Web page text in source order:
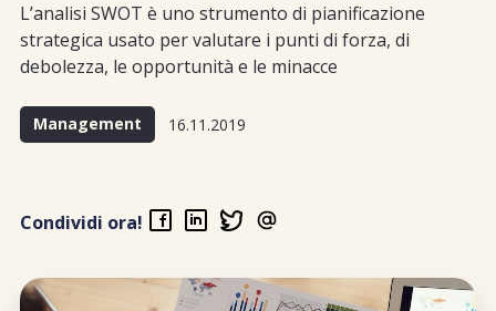
L’analisi SWOT è uno strumento di pianificazione
strategica usato per valutare i punti di forza, di
debolezza, le opportunità e le minacce
Management 16.11.2019
Condividi ora!